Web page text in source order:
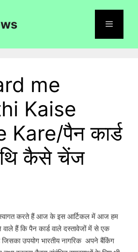
me
Kaise
पैन कार्ड
कैसे चेंज
स्वागत करते हैं आज के इस आर्टिकल में आज हम
हैं कि पैन कार्ड वाले दस्तावेजों में से एक
उपयोग भारतीय नागरिक  अपने बैंकिंग